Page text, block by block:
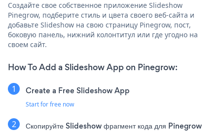
Создайте свое собственное приложение Slideshow
Pinegrow, подберите стиль и цвета своего веб-сайта и
добавьте Slideshow на свою страницу Pinegrow, пост,
боковую панель, нижний колонтитул или где угодно на
своем сайт.
How To Add a Slideshow App on Pinegrow:
Create a Free Slideshow App
Start for free now
Скопируйте Slideshow фрагмент кода для Pinegrow